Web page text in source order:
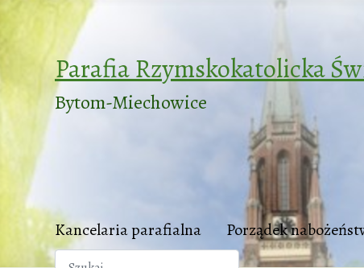
Parafia Rzymskokatolicka
Bytom-Miechowice
Kancelaria parafialna Porządek
Szukaj